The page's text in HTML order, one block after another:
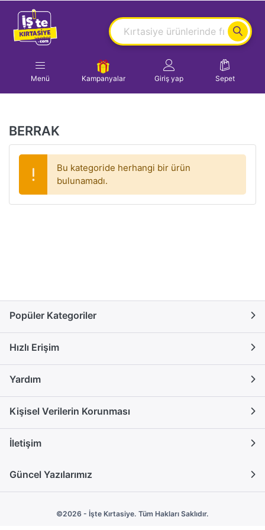
Menü Kampanyalar Giriş yap Sepet
BERRAK
Bu kategoride herhangi bir ürün
bulunamadı.
Popüler Kategoriler
Hızlı Erişim
Yardım
Kişisel Verilerin Korunması
İletişim
Güncel Yazılarımız
©2026 - İşte Kırtasiye. Tüm Hakları Saklıdır.